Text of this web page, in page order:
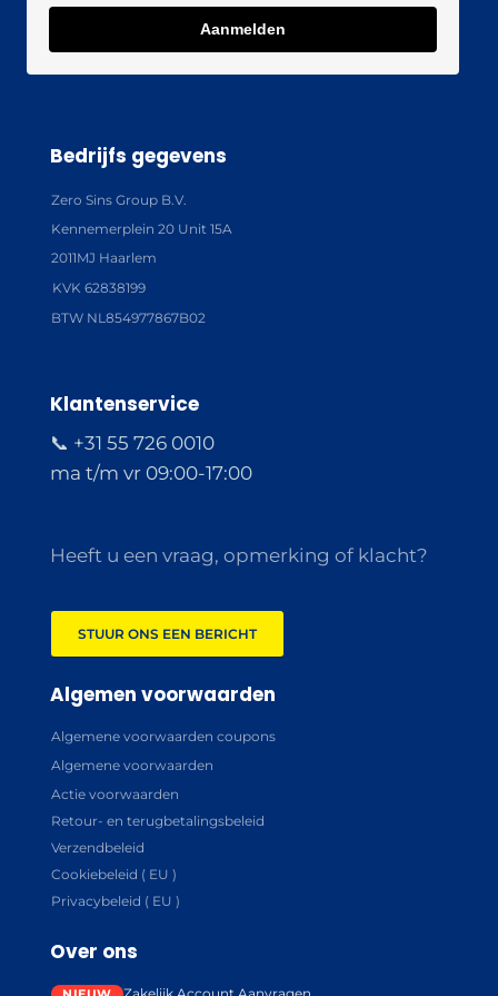
Aanmelden
Bedrijfs gegevens
Zero Sins Group B.V.
Kennemerplein 20 Unit 15A
2011MJ Haarlem
KVK 62838199
BTW NL854977867B02
Klantenservice
📞 +31 55 726 0010
ma t/m vr 09:00-17:00
Heeft u een vraag, opmerking of klacht?
STUUR ONS EEN BERICHT
Algemen voorwaarden
Algemene voorwaarden coupons
Algemene voorwaarden
Actie voorwaarden
Retour- en terugbetalingsbeleid
Verzendbeleid
Cookiebeleid ( EU )
Privacybeleid ( EU )
Over ons